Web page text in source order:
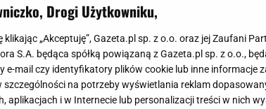
Drogi Użytkowniku,
klikając „Akceptuję”, Gazeta.pl sp. z o.o. oraz jej Zaufani
S.A. będąca spółką powiązaną z Gazeta.pl sp. z o.o.,
e-mail czy identyfikatory plików cookie lub inne informacje
szczególności na potrzeby wyświetlania reklam
aplikacjach i w Internecie lub personalizacji treści w nich